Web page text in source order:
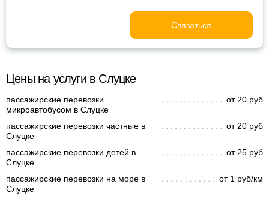
Связаться
Цены на услуги в Слуцке
пассажирские перевозки
микроавтобусом в Слуцке
от 20 руб
пассажирские перевозки частные в
Слуцке
от 20 руб
пассажирские перевозки детей в
Слуцке
от 25 руб
пассажирские перевозки на море в
Слуцке
от 1 руб/км